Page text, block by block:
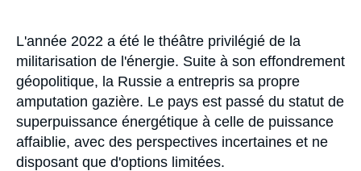
Accroche
L'année 2022 a été le théâtre privilégié de la
militarisation de l'énergie. Suite à son effondrement
géopolitique, la Russie a entrepris sa propre
amputation gazière. Le pays est passé du statut de
superpuissance énergétique à celle de puissance
affaiblie, avec des perspectives incertaines et ne
disposant que d'options limitées.